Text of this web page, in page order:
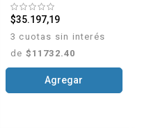
FPS 30 x 50 g
$35.197,19
3 cuotas sin interés
de $11732.40
Agregar